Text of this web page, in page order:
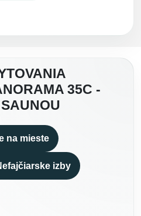
35C -
na mieste
izby